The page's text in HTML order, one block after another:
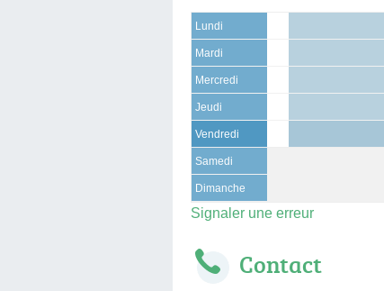
Lundi
Mardi
Mercredi
Jeudi
Vendredi
Samedi
Dimanche
Signaler une erreur
Contact